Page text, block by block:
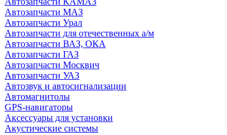
Автозапчасти МАЗ
Автозапчасти Урал
Автозапчасти для отечественных а/м
Автозапчасти ВАЗ, ОКА
Автозапчасти ГАЗ
Автозапчасти Москвич
Автозапчасти УАЗ
Автозвук и автосигнализации
Автомагнитолы
GPS-навигаторы
Аксессуары для установки
Акустические системы